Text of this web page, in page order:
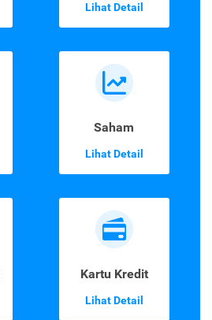
Lihat Detail
Saham
Lihat Detail
Kartu Kredit
Lihat Detail